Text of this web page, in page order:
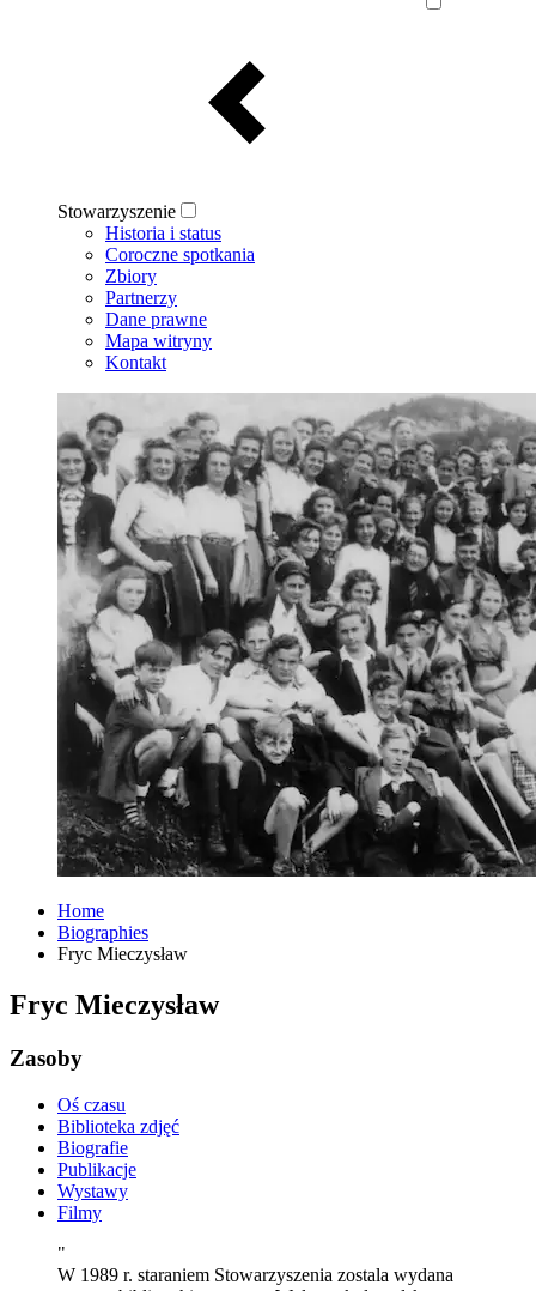
Stowarzyszenie
Historia i status
Coroczne spotkania
Zbiory
Partnerzy
Dane prawne
Mapa witryny
Kontakt
Home
Biographies
Fryc Mieczysław
Fryc Mieczysław
Zasoby
Oś czasu
Biblioteka zdjęć
Biografie
Publikacje
Wystawy
Filmy
"
W 1989 r. staraniem Stowarzyszenia zostala wydana